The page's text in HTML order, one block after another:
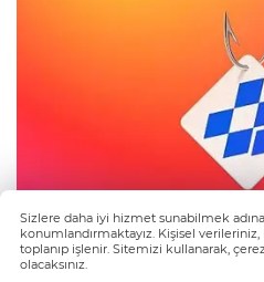
Bu ilk etkileşim alıcıyı
Sizlere daha iyi hizmet sunabilmek
konumlandırmaktayız. Kişisel
toplanıp işlenir. Sitemizi kullanarak,
olacaksınız.